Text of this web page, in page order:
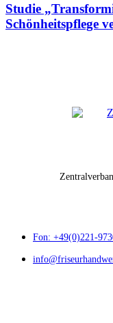
Studie
Schönheitspflege
Fon: +49(0)221-